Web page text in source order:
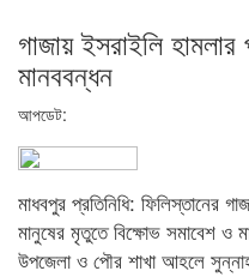
গাজায় ইসরাইলি হামলার
মানববন্ধন
আপডেট:
মাধবপুর প্রতিনিধি: ফিলিস্তানের
মানুষের মৃতুতে বিক্ষোভ সমাবেশ ও
উপজেলা ও পৌর শাখা আহলে